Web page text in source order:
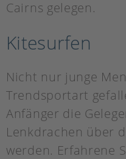
Cairns gelegen.
Kitesurfen
Nicht nur junge
Trendsportart
Anfänger die
Lenkdrachen über
werden. Erfahrene